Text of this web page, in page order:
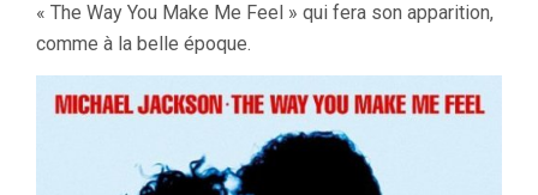
« The Way You Make Me Feel » qui fera son apparition,
comme à la belle époque.